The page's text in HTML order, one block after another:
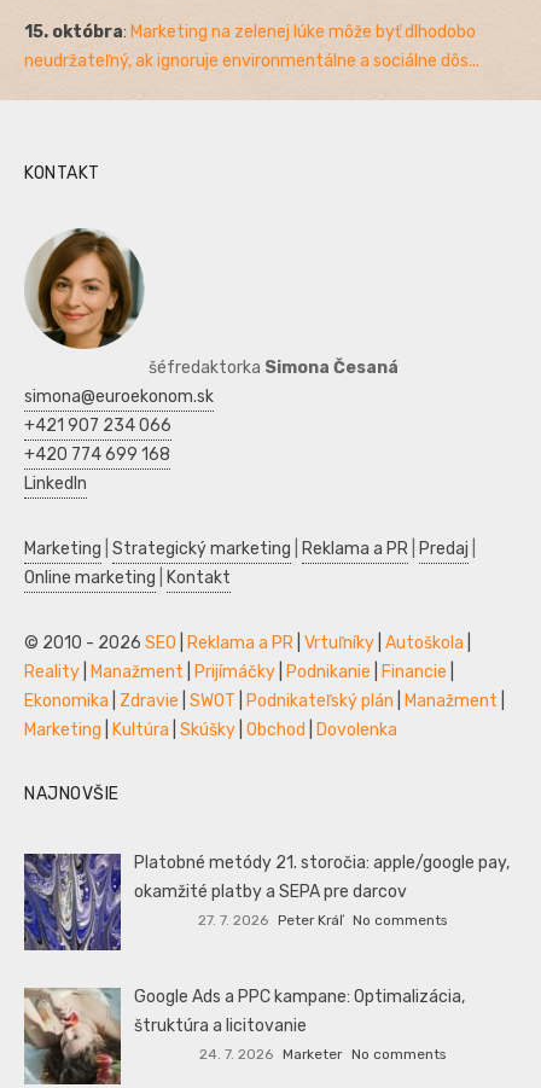
15. októbra: Marketing na zelenej lúke môže byť dlhodobo
neudržateľný, ak ignoruje environmentálne a sociálne dôs...
KONTAKT
šéfredaktorka Simona Česaná
simona@euroekonom.sk
+421 907 234 066
+420 774 699 168
LinkedIn
Marketing Strategický marketing Reklama a PR Predaj
Online marketing
Kontakt
© 2010 - 2026 SEO Reklama a PR Vrtuľníky Autoškola
Reality
Manažment Prijímáčky Podnikanie Financie
Ekonomika
Zdravie SWOT Podnikateľský plán Manažment
Marketing
Kultúra Skúšky Obchod Dovolenka
NAJNOVŠIE
Platobné metódy 21. storočia: apple/google pay,
okamžité platby a SEPA pre darcov
27. 7. 2026 Peter Kráľ No comments
Google Ads a PPC kampane: Optimalizácia,
štruktúra a licitovanie
24. 7. 2026 Marketer No comments